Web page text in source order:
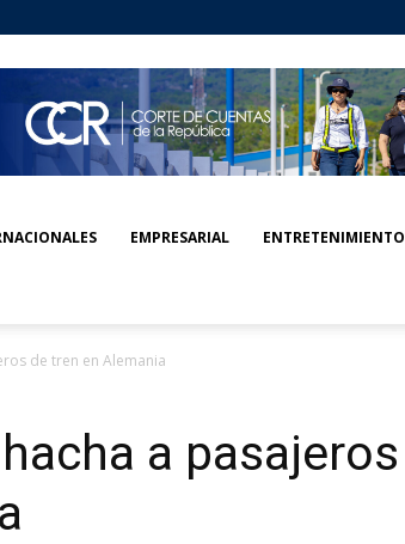
EMPRESARIAL ENTRETENIMIENTO
de tren en Alemania
a pasajeros